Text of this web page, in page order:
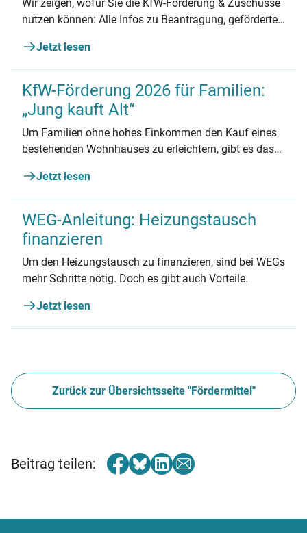
Wir zeigen, wofür Sie die KfW-Förderung & Zuschüsse
nutzen können: Alle Infos zu Beantragung, geförderten
Jetzt lesen
KfW-Förderung 2026 für Familien:
„Jung kauft Alt“
Um Familien ohne hohes Einkommen den Kauf eines
bestehenden Wohnhauses zu erleichtern, gibt es das
alles Wichtige zum Förderprogramm und den
Voraussetzungen.
Jetzt lesen
WEG-Anleitung: Heizungstausch
finanzieren
Um den Heizungstausch zu finanzieren, sind bei WEGs
mehr Schritte nötig. Doch es gibt auch Vorteile.
Jetzt lesen
Zurück zur Übersichtsseite "Fördermittel"
Beitrag teilen: